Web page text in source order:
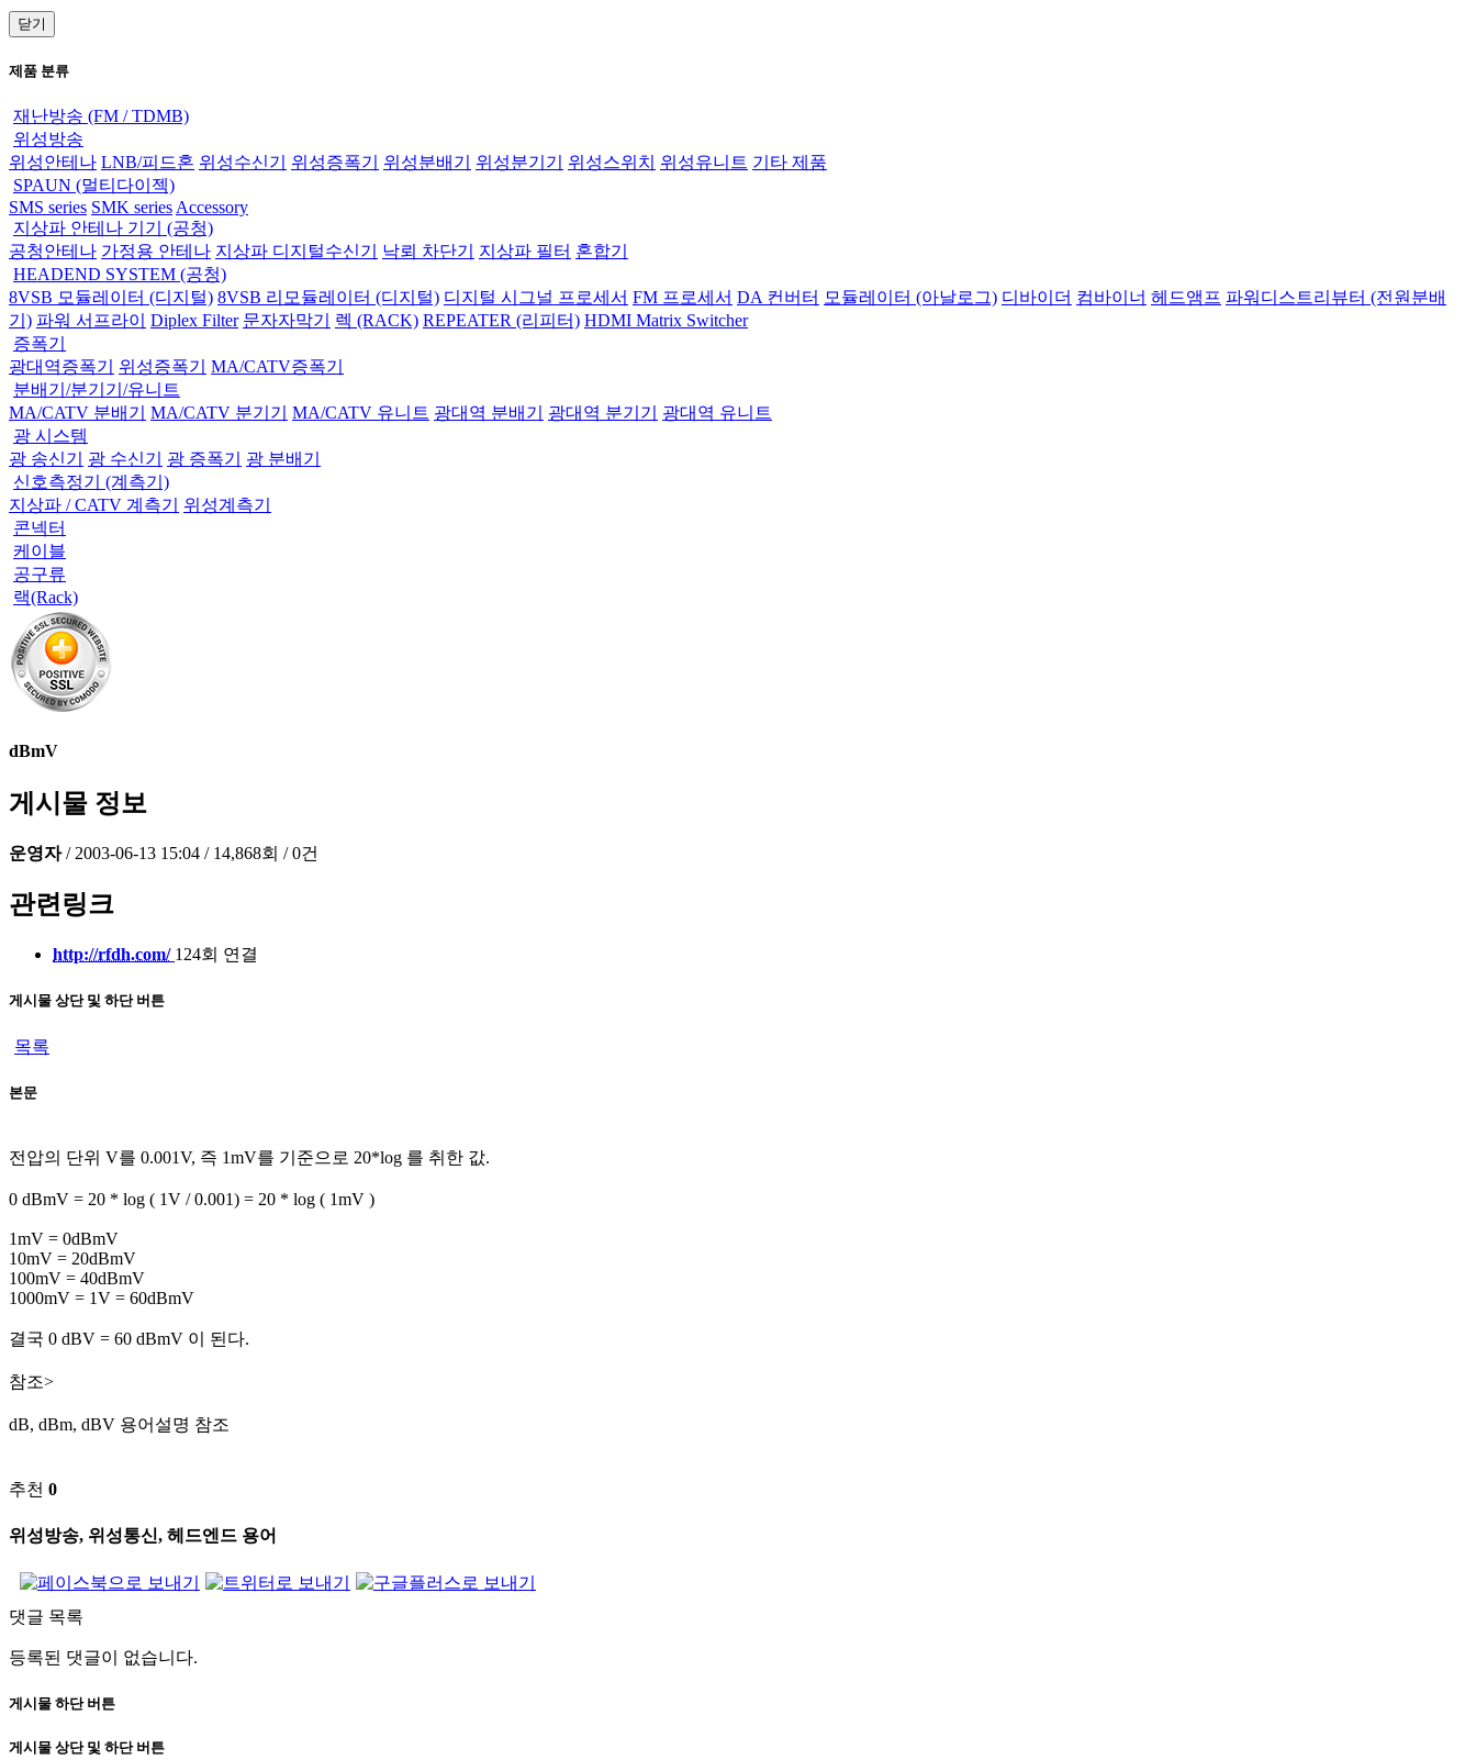
닫기
제품 분류
재난방송 (FM / TDMB)
위성방송
위성안테나 LNB/피드혼 위성수신기 위성증폭기 위성분배기 위성분기기 위성스위치 위성유니트 기타 제품
SPAUN (멀티다이젝)
SMS series SMK series Accessory
지상파 안테나 기기 (공청)
공청안테나 가정용 안테나 지상파 디지털수신기 낙뢰 차단기 지상파 필터 혼합기
HEADEND SYSTEM (공청)
8VSB 모듈레이터 (디지털) 8VSB 리모듈레이터 (디지털) 디지털 시그널 프로세서 FM 프로세서 DA 컨버터 모듈레이터 (아날로그) 디바이더 컴바이너 헤드앰프 파워디스트리뷰터 (전원분배
기) 파워 서프라이 Diplex Filter 문자자막기 렉 (RACK) REPEATER (리피터) HDMI Matrix Switcher
증폭기
광대역증폭기
위성증폭기
MA/CATV증폭기
분배기/분기기/유니트
MA/CATV 분배기
MA/CATV 분기기 MA/CATV 유니트 광대역 분배기 광대역 분기기
광대역 유니트
광 시스템
광 송신기
광 수신기 광 증폭기
광 분배기
신호측정기 (계측기)
지상파 / CATV 계측기
위성계측기
콘넥터
케이블
공구류
랙(Rack)
dBmV
게시물 정보
운영자 / 2003-06-13 15:04 / 14,868회 / 0건
관련링크
http://rfdh.com/ 124회 연결
게시물 상단 및 하단 버튼
목록
본문
전압의 단위 V를 0.001V, 즉 1mV를 기준으로 20*log 를 취한 값.
0 dBmV = 20 * log ( 1V / 0.001) = 20 * log ( 1mV )
1mV = 0dBmV
10mV = 20dBmV
100mV = 40dBmV
1000mV = 1V = 60dBmV
결국 0 dBV = 60 dBmV 이 된다.
참조>
dB, dBm, dBV 용어설명 참조
추천 0
위성방송, 위성통신, 헤드엔드 용어
댓글 목록
등록된 댓글이 없습니다.
게시물 하단 버튼
게시물 상단 및 하단 버튼